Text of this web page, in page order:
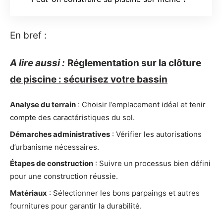
En bref :
A lire aussi : Réglementation sur la clôture
de piscine : sécurisez votre bassin
Analyse du terrain : Choisir l’emplacement idéal et tenir
compte des caractéristiques du sol.
Démarches administratives : Vérifier les autorisations
d’urbanisme nécessaires.
Étapes de construction : Suivre un processus bien défini
pour une construction réussie.
Matériaux : Sélectionner les bons parpaings et autres
fournitures pour garantir la durabilité.